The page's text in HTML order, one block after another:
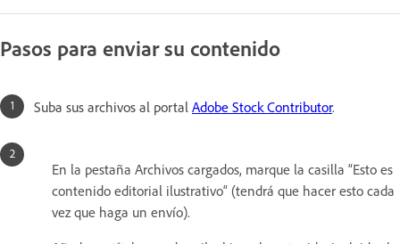
Pasos para enviar su contenido
Suba sus archivos al portal Adobe Stock Contributor.
En la pestaña Archivos cargados, marque la casilla “Esto es
contenido editorial ilustrativo“ (tendrá que hacer esto cada
vez que haga un envío).